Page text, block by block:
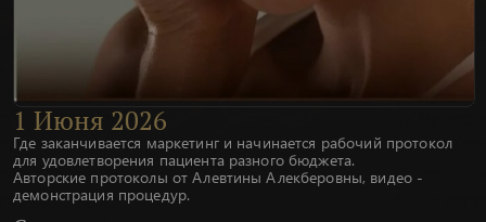
1 Июня 2026
Где заканчивается маркетинг и начинается рабочий протокол
для удовлетворения пациента разного бюджета.
Авторские протоколы от Алевтины Алекберовны, видео -
демонстрация процедур.